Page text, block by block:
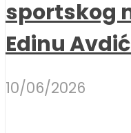
sportskog
Edinu
10/06/2026